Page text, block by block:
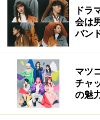
ることが一つの理
レコード協会の集
ド生産実績の月次
なり、2020年1月
幅に落ち込んでい
コロナ禍で「チャ
ドラ
会は
バン
マツ
チャ
の魅